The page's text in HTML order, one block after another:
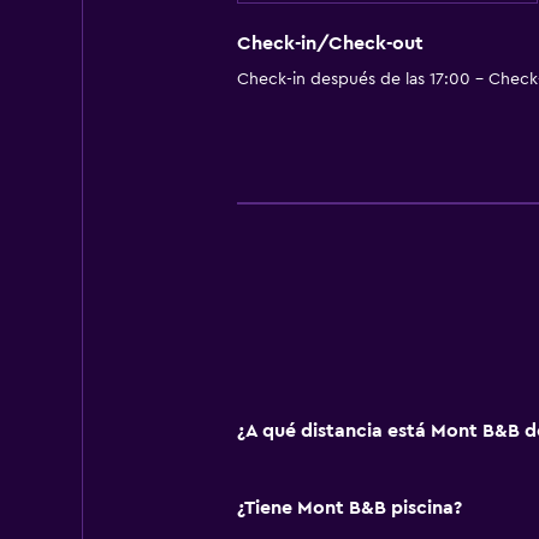
Ducha italiana
Aire libre
Actividades
Check-in/Check-out
Check-in después de las 17:00 -
¿A qué distancia está Mont B&B
¿Tiene Mont B&B piscina?